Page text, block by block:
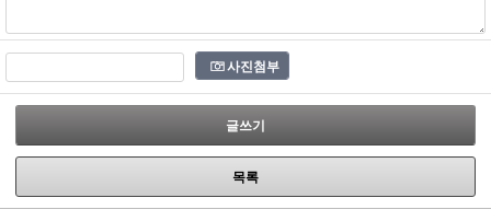
사진첨부
글쓰기
목록